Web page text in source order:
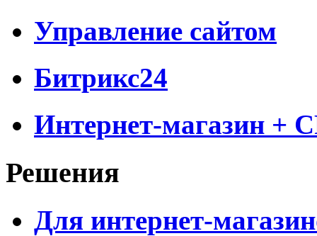
Управление сайтом
Битрикс24
Интернет-магазин +
Решения
Для интернет-